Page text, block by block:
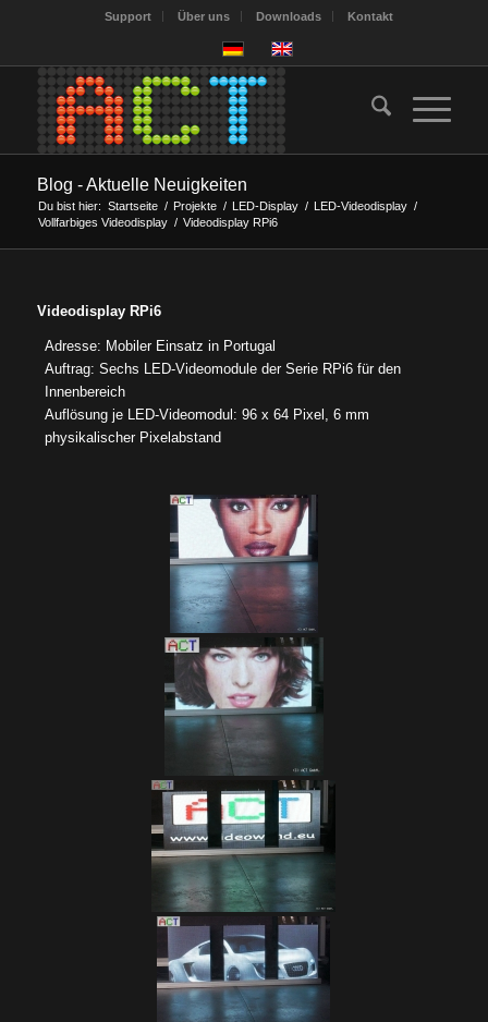
Support Über uns Downloads Kontakt
Blog - Aktuelle Neuigkeiten
Du bist hier: Startseite / Projekte / LED-Display / LED-Videodisplay /
Vollfarbiges Videodisplay / Videodisplay RPi6
Videodisplay RPi6
Adresse: Mobiler Einsatz in Portugal
Auftrag: Sechs LED-Videomodule der Serie RPi6 für den
Innenbereich
Auflösung je LED-Videomodul: 96 x 64 Pixel, 6 mm
physikalischer Pixelabstand